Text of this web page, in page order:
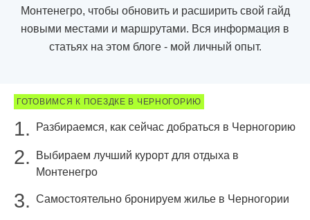
Монтенегро, чтобы обновить и расширить свой гайд
новыми местами и маршрутами. Вся информация в
статьях на этом блоге - мой личный опыт.
ГОТОВИМСЯ К ПОЕЗДКЕ В ЧЕРНОГОРИЮ
Разбираемся, как сейчас добраться в Черногорию
Выбираем лучший курорт для отдыха в
Монтенегро
Самостоятельно бронируем жилье в Черногории